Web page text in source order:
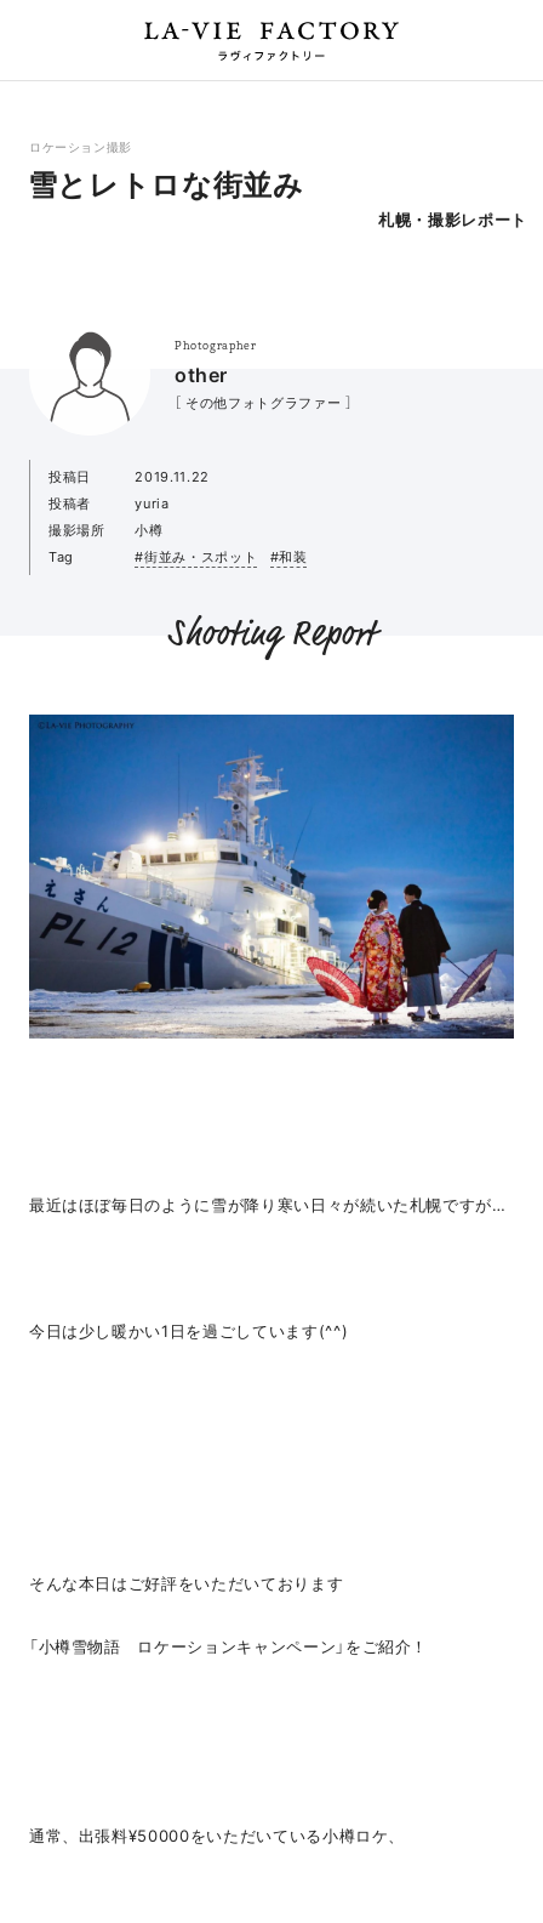
ロケーション撮影
雪とレトロな街並み
札幌・撮影レポート
Photographer
other
［ その他フォトグラファー ］
投稿日
2019.11.22
投稿者
yuria
撮影場所
小樽
Tag
#街並み・スポット #和装
Shooting Report
最近はほぼ毎日のように雪が降り寒い日々が続いた札幌ですが…
今日は少し暖かい1日を過ごしています(^^)
そんな本日はご好評をいただいております
「小樽雪物語 ロケーションキャンペーン」をご紹介！
通常、出張料¥50000をいただいている小樽ロケ、